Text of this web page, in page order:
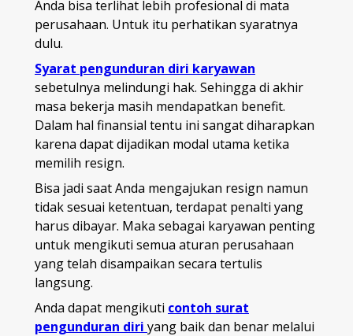
Anda bisa terlihat lebih profesional di mata
perusahaan. Untuk itu perhatikan syaratnya
dulu.
Syarat pengunduran diri karyawan
sebetulnya melindungi hak. Sehingga di akhir
masa bekerja masih mendapatkan benefit.
Dalam hal finansial tentu ini sangat diharapkan
karena dapat dijadikan modal utama ketika
memilih resign.
Bisa jadi saat Anda mengajukan resign namun
tidak sesuai ketentuan, terdapat penalti yang
harus dibayar. Maka sebagai karyawan penting
untuk mengikuti semua aturan perusahaan
yang telah disampaikan secara tertulis
langsung.
Anda dapat mengikuti contoh surat
pengunduran diri yang baik dan benar melalui